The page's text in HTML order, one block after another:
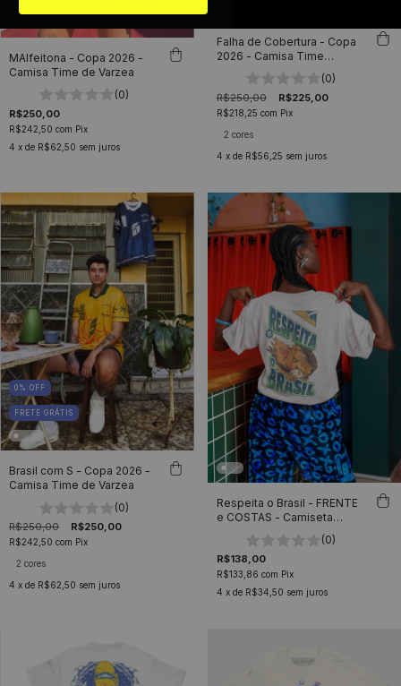
MAlfeitona - Copa 2026 -
Camisa Time de Varzea
(0)
R$250,00
R$242,50 com Pix
4 x de R$62,50 sem juros
Falha de Cobertura - Copa
2026 - Camisa Time
(0)
R$250,00 R$225,00
R$218,25 com Pix
2 cores
4 x de R$56,25 sem juros
0 % OFF
FRETE GRÁTIS
Brasil com S - Copa 2026 -
Camisa Time de Varzea
(0)
R$250,00 R$250,00
R$242,50 com Pix
2 cores
4 x de R$62,50 sem juros
Respeita o Brasil - FRENTE
e COSTAS - Camiseta
(0)
R$138,00
R$133,86 com Pix
4 x de R$34,50 sem juros